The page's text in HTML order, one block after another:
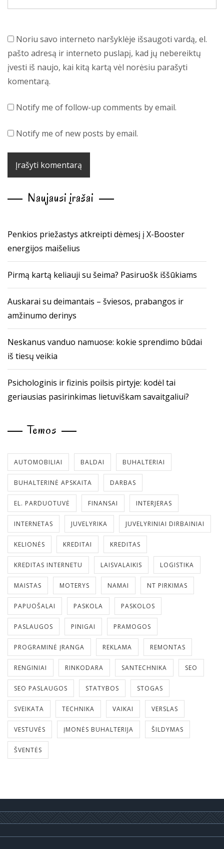
Noriu savo interneto naršyklėje išsaugoti vardą, el.
pašto adresą ir interneto puslapį, kad jų nebereiktų
įvesti iš naujo, kai kitą kartą vėl norėsiu parašyti
komentarą.
Notify me of follow-up comments by email.
Notify me of new posts by email.
Naujausi įrašai
Penkios priežastys atkreipti dėmesį į X-Booster
energijos maišelius
Pirmą kartą keliauji su šeima? Pasiruošk iššūkiams
Auskarai su deimantais – šviesos, prabangos ir
amžinumo derinys
Neskanus vanduo namuose: kokie sprendimo būdai
iš tiesų veikia
Psichologinis ir fizinis poilsis pirtyje: kodėl tai
geriausias pasirinkimas lietuviškam savaitgaliui?
Temos
AUTOMOBILIAI BALDAI BUHALTERIAI
BUHALTERINĖ APSKAITA DARBAS
EL. PARDUOTUVĖ FINANSAI INTERJERAS
INTERNETAS JUVELYRIKA JUVELYRINIAI DIRBAINIAI
KELIONĖS KREDITAI KREDITAS
KREDITAS INTERNETU LAISVALAIKIS LOGISTIKA
MAISTAS MOTERYS NAMAI NT PIRKIMAS
PAPUOŠALAI PASKOLA PASKOLOS
PASLAUGOS PINIGAI PRAMOGOS
PROGRAMINĖ ĮRANGA REKLAMA REMONTAS
RENGINIAI RINKODARA SANTECHNIKA SEO
SEO PASLAUGOS STATYBOS STOGAS
SVEIKATA TECHNIKA VAIKAI VERSLAS
VESTUVĖS ĮMONĖS BUHALTERIJA ŠILDYMAS
ŠVENTĖS